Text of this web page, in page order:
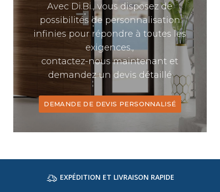
Avec Di.Bi., vous disposez de
possibilités de personnalisation
infinies pour répondre à toutes les
exigences.,
contactez-nous maintenant et
demandez un devis détaillé
DEMANDE DE DEVIS PERSONNALISÉ
EXPÉDITION ET LIVRAISON RAPIDE